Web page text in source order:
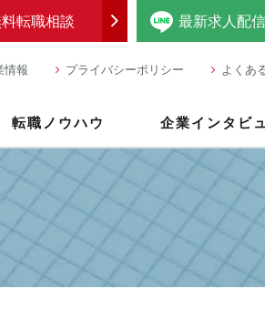
最新求人配信
転職相談
情報 プライバシーポリシー よくあ
転職ノウハウ 企業インタビ